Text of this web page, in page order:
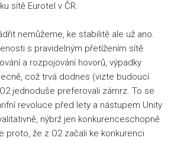
sítě Eurotel v ČR.
nemůžeme, ke stabilitě ale už ano.
s pravidelným přetížením sítě
a rozpojování hovorů, výpadky
což trvá dodnes (vizte budoucí
jednoduše preferovali zámrz. To se
revoluce před lety a nástupem Unity
nýbrž jen konkurenceschopně
proto, že z O2 začali ke konkurenci